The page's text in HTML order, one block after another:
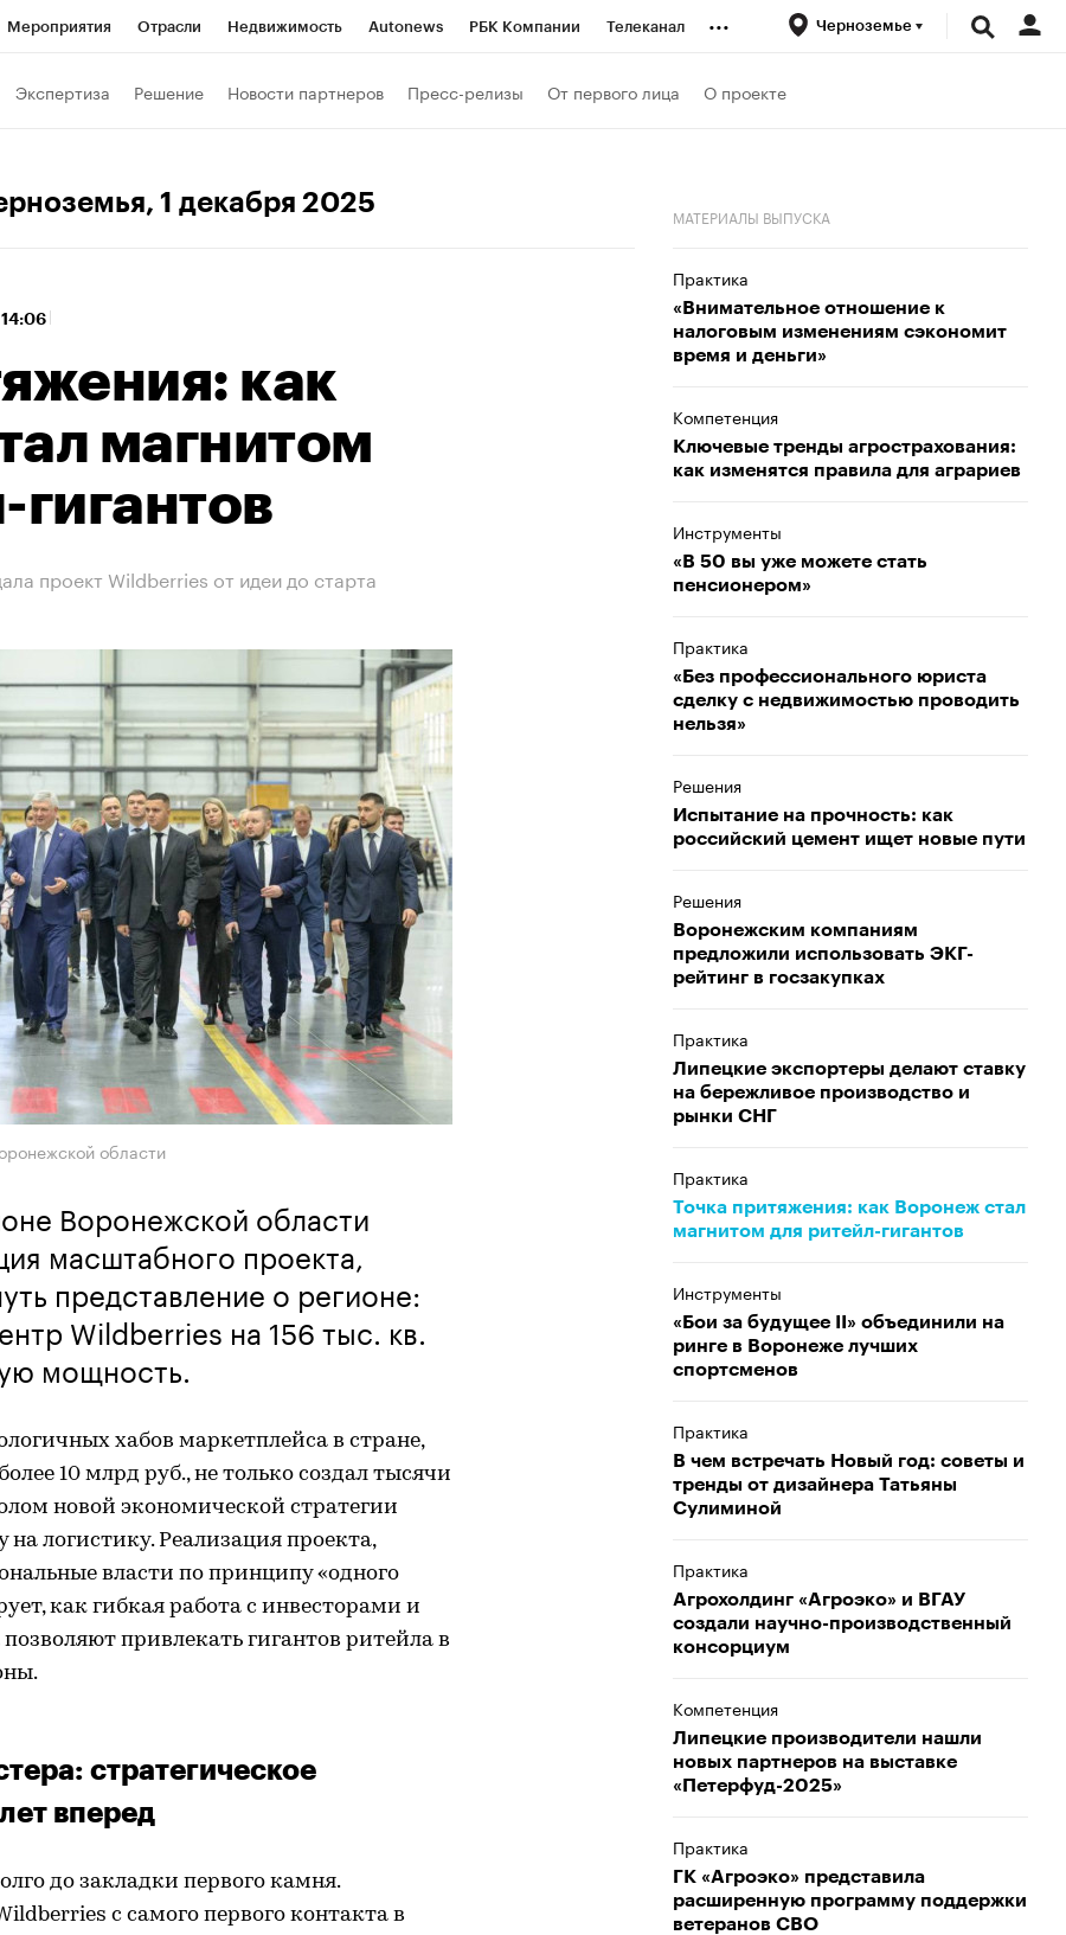
Мероприятия Отрасли Недвижимость Autonews РБК Компании Телеканал
Конференции СПб
... Черноземье
Экспертиза Решение Новости партнеров Пресс-релизы От первого лица О проекте
, 1 декабря 2025
как
магнитом
гигантов
проект Wildberries от идеи до старта
области
Воронежской области
масштабного проекта,
представление о регионе:
Wildberries на 156 тыс. кв.
мощность.
хабов маркетплейса в стране,
10 млрд руб., не только создал тысячи
новой экономической стратегии
логистику. Реализация проекта,
власти по принципу «одного
как гибкая работа с инвесторами и
привлекать гигантов ритейла в
стратегическое
вперед
до закладки первого камня.
с самого первого контакта в
МАТЕРИАЛЫ ВЫПУСКА
Практика
«Внимательное отношение к
налоговым изменениям сэкономит
время и деньги»
Компетенция
Ключевые тренды агрострахования:
как изменятся правила для аграриев
Инструменты
«В 50 вы уже можете стать
пенсионером»
Практика
«Без профессионального юриста
сделку с недвижимостью проводить
нельзя»
Решения
Испытание на прочность: как
российский цемент ищет новые пути
Решения
Воронежским компаниям
предложили использовать ЭКГ-
рейтинг в госзакупках
Практика
Липецкие экспортеры делают ставку
на бережливое производство и
рынки СНГ
Практика
Точка притяжения: как Воронеж стал
магнитом для ритейл-гигантов
Инструменты
«Бои за будущее II» объединили на
ринге в Воронеже лучших
спортсменов
Практика
В чем встречать Новый год: советы и
тренды от дизайнера Татьяны
Сулиминой
Практика
Агрохолдинг «Агроэко» и ВГАУ
создали научно-производственный
консорциум
Компетенция
Липецкие производители нашли
новых партнеров на выставке
«Петерфуд-2025»
Практика
ГК «Агроэко» представила
расширенную программу поддержки
ветеранов СВО